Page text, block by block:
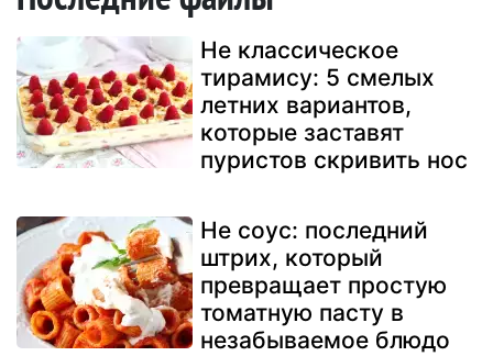
Не классическое
тирамису: 5 смелых
летних вариантов,
которые заставят
пуристов скривить нос
Не соус: последний
штрих, который
превращает простую
томатную пасту в
незабываемое блюдо